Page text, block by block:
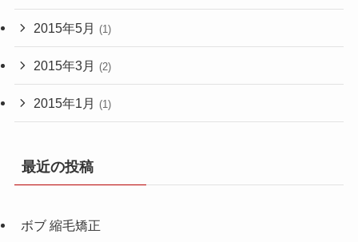
2015年5月 (1)
2015年3月 (2)
2015年1月 (1)
最近の投稿
ボブ 縮毛矯正